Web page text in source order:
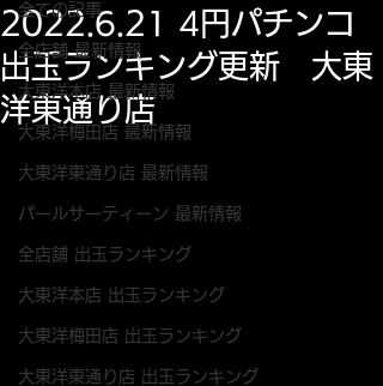
全ての記事
全店舗 最新情報
大東洋本店 最新情報
大東洋梅田店 最新情報
大東洋東通り店 最新情報
パールサーティーン 最新情報
全店舗 出玉ランキング
大東洋本店 出玉ランキング
大東洋梅田店 出玉ランキング
大東洋東通り店 出玉ランキング
2022.6.21 4円パチンコ
出玉ランキング更新 大東
洋東通り店